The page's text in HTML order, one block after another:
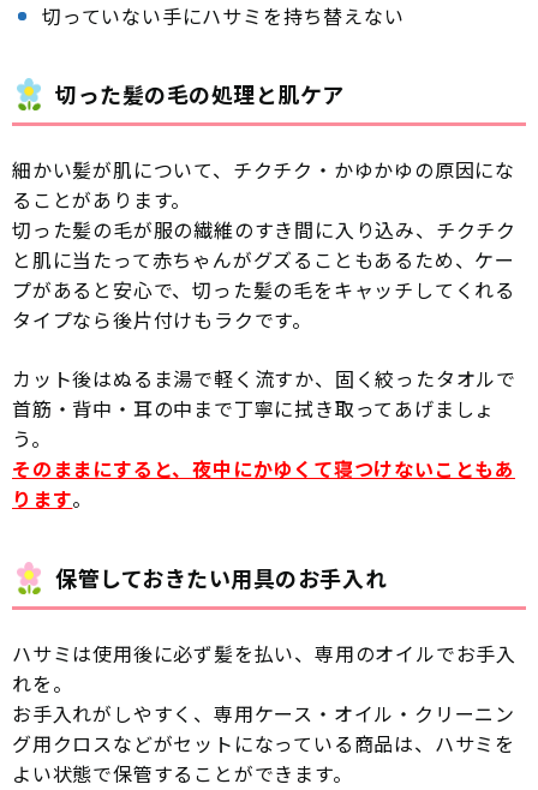
切っていない手にハサミを持ち替えない
切った髪の毛の処理と肌ケア
細かい髪が肌について、チクチク・かゆかゆの原因にな
ることがあります。
切った髪の毛が服の繊維のすき間に入り込み、チクチク
と肌に当たって赤ちゃんがグズることもあるため、ケー
プがあると安心で、切った髪の毛をキャッチしてくれる
タイプなら後片付けもラクです。
カット後はぬるま湯で軽く流すか、固く絞ったタオルで
首筋・背中・耳の中まで丁寧に拭き取ってあげましょ
う。
そのままにすると、夜中にかゆくて寝つけないこともあ
ります。
保管しておきたい用具のお手入れ
ハサミは使用後に必ず髪を払い、専用のオイルでお手入
れを。
お手入れがしやすく、専用ケース・オイル・クリーニン
グ用クロスなどがセットになっている商品は、ハサミを
よい状態で保管することができます。